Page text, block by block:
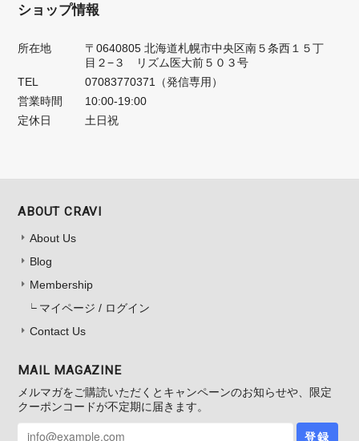
ショップ情報
所在地
〒0640805 北海道札幌市中央区南５条西１５丁
目２−３ リズム医大前５０３号
TEL
07083770371（発信専用）
営業時間
10:00-19:00
定休日
土日祝
ABOUT CRAVI
About Us
Blog
Membership
マイページ / ログイン
Contact Us
MAIL MAGAZINE
メルマガをご購読いただくとキャンペーンのお知らせや、限定
クーポンコードが不定期に届きます。
登録